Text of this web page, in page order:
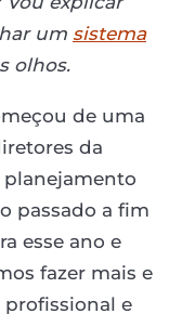
um sistema
olhos.
de uma
da
planejamento
passado a fim
esse ano e
fazer mais e
e